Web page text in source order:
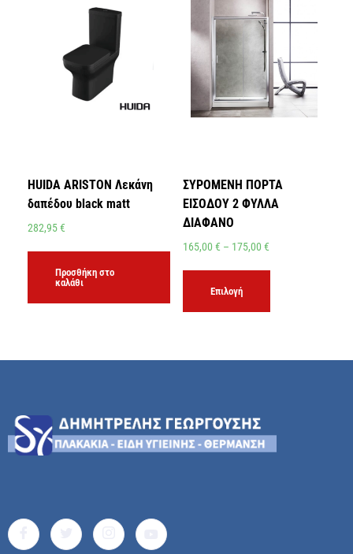
HUIDA ARISTON Λεκάνη
δαπέδου black matt
282,95€
Προσθήκη στο
καλάθι
ΣΥΡΟΜΕΝΗ ΠΟΡΤΑ
ΕΙΣΟΔΟΥ 2 ΦΥΛΛΑ
ΔΙΑΦΑΝΟ
165,00 € – 175,00 €
Επιλογή